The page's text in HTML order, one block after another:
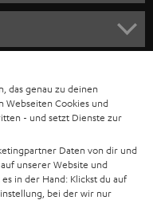
das genau zu deinen
Webseiten Cookies und
- und setzt Dienste zur
Daten von dir und
unserer Website und
in der Hand: Klickst du auf
bei der wir nur